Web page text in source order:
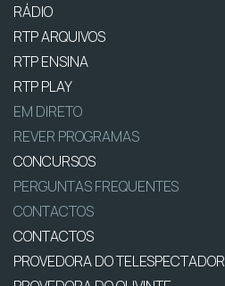
RÁDIO
RTP ARQUIVOS
RTP ENSINA
RTP PLAY
EM DIRETO
REVER PROGRAMAS
CONCURSOS
PERGUNTAS FREQUENTES
CONTACTOS
CONTACTOS
PROVEDORA DO TELESPECTADOR